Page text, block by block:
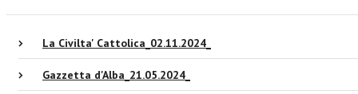
La Civilta' Cattolica_02.11.2024_
Gazzetta d'Alba_21.05.2024_